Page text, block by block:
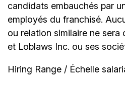
candidats embauchés par
employés du franchisé.
ou relation similaire ne
et Loblaws Inc. ou ses
Hiring Range / Échelle